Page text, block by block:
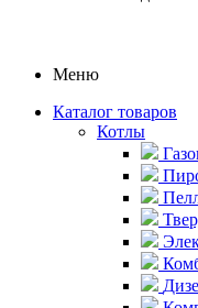
Меню
Каталог товаров
Котлы